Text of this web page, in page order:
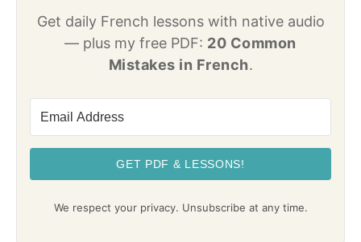
Get daily French lessons with native audio
— plus my free PDF: 20 Common
Mistakes in French.
GET PDF & LESSONS!
We respect your privacy. Unsubscribe at any time.